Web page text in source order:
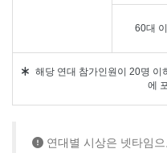
60대
해당 연대 참가인원이 20명 이
에
연대별 시상은 넷타임